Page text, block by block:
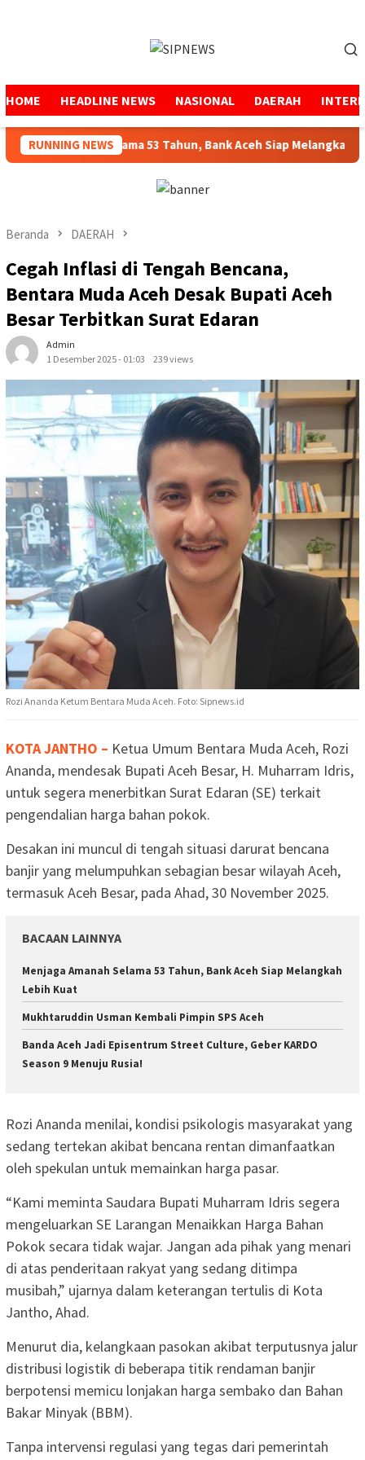
HOME HEADLINE NEWS NASIONAL DAERAH
RUNNING NEWS
Amanah Selama 53 Tahun, Bank Aceh Siap Melangkah Lebih
Beranda DAERAH
Cegah Inflasi di Tengah Bencana,
Bentara Muda Aceh Desak Bupati Aceh
Besar Terbitkan Surat Edaran
Admin
1 Desember 2025 - 01:03
239 views
Rozi Ananda Ketum Bentara Muda Aceh. Foto: Sipnews.id
KOTA JANTHO – Ketua Umum Bentara Muda Aceh, Rozi
Ananda, mendesak Bupati Aceh Besar, H. Muharram Idris,
untuk segera menerbitkan Surat Edaran (SE) terkait
pengendalian harga bahan pokok.
Desakan ini muncul di tengah situasi darurat bencana
banjir yang melumpuhkan sebagian besar wilayah Aceh,
termasuk Aceh Besar, pada Ahad, 30 November 2025.
BACAAN LAINNYA
Menjaga Amanah Selama 53 Tahun, Bank Aceh Siap Melangkah
Lebih Kuat
Mukhtaruddin Usman Kembali Pimpin SPS Aceh
Banda Aceh Jadi Episentrum Street Culture, Geber KARDO
Season 9 Menuju Rusia!
​Rozi Ananda menilai, kondisi psikologis masyarakat yang
sedang tertekan akibat bencana rentan dimanfaatkan
oleh spekulan untuk memainkan harga pasar.
“Kami meminta Saudara Bupati Muharram Idris segera
mengeluarkan SE Larangan Menaikkan Harga Bahan
Pokok secara tidak wajar. Jangan ada pihak yang menari
di atas penderitaan rakyat yang sedang ditimpa
musibah,” ujarnya dalam keterangan tertulis di Kota
Jantho, Ahad.
​Menurut dia, kelangkaan pasokan akibat terputusnya jalur
distribusi logistik di beberapa titik rendaman banjir
berpotensi memicu lonjakan harga sembako dan Bahan
Bakar Minyak (BBM).
Tanpa intervensi regulasi yang tegas dari pemerintah